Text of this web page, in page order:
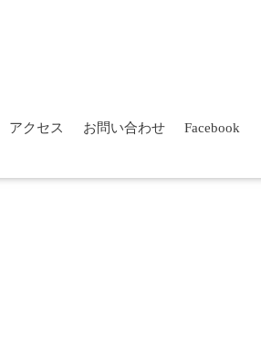
アクセス お問い合わせ Facebook